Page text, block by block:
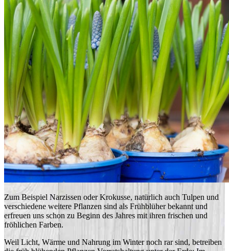
Zum Beispiel Narzissen oder Krokusse, natürlich auch Tulpen und
verschiedene weitere Pflanzen sind als Frühblüher bekannt und
erfreuen uns schon zu Beginn des Jahres mit ihren frischen und
fröhlichen Farben.
Weil Licht, Wärme und Nahrung im Winter noch rar sind, betreiben